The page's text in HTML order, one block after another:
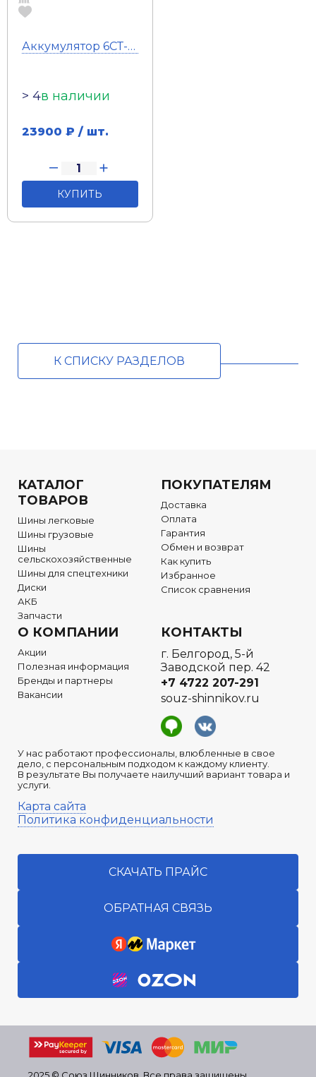
Аккумулятор 6СТ-225 Тюмень Standart (кл) (о.п)
> 4в наличии
23900 ₽ / шт.
КУПИТЬ
К СПИСКУ РАЗДЕЛОВ
КАТАЛОГ
ТОВАРОВ
Шины легковые
Шины грузовые
Шины
сельскохозяйственные
Шины для спецтехники
Диски
АКБ
Запчасти
ПОКУПАТЕЛЯМ
Доставка
Оплата
Гарантия
Обмен и возврат
Как купить
Избранное
Список сравнения
О КОМПАНИИ
Акции
Полезная информация
Бренды и партнеры
Вакансии
У нас работают профессионалы, влюбленные в свое
дело, с персональным подходом к каждому клиенту.
В результате Вы получаете наилучший вариант товара и
услуги.
Карта сайта
Политика конфиденциальности
КОНТАКТЫ
г. Белгород, 5-й
Заводской пер. 42
+7 4722 207-291
souz-shinnikov.ru
СКАЧАТЬ ПРАЙС
ОБРАТНАЯ СВЯЗЬ
2025 © Союз Шинников. Все права защищены.